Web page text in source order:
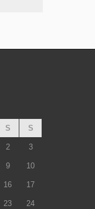
S S
2 3
9 10
16 17
23 24